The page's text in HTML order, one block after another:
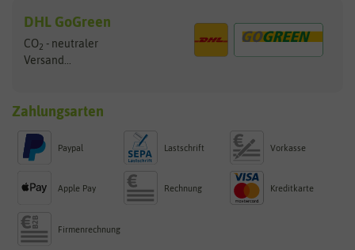
DHL GoGreen
CO2 - neutraler
Versand...
Zahlungsarten
Paypal Lastschrift Vorkasse
Apple Pay Rechnung Kreditkarte
Firmenrechnung